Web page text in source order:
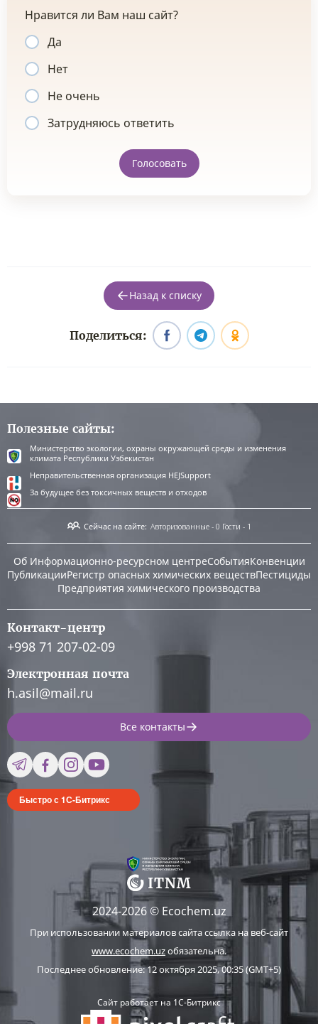
Нравится ли Вам наш сайт?
Да
Нет
Не очень
Затрудняюсь ответить
Голосовать
Назад к списку
Поделиться:
Полезные сайты:
Министерство экологии, охраны окружающей среды и изменения
климата Республики Узбекистан
Неправительственная организация HEJSupport
За будущее без токсичных веществ и отходов
Сейчас на сайте: Авторизованные - 0 Гости - 1
Об Информационно-ресурсном центреСобытияКонвенции
ПубликацииРегистр опасных химических веществПестициды
Предприятия химического производства
Контакт-центр
+998 71 207-02-09
Электронная почта
h.asil@mail.ru
Все контакты
Быстро с 1С-Битрикс
2024-2026 © Ecochem.uz
При использовании материалов сайта ссылка на веб-сайт
www.ecochem.uzобязательна.
Последнее обновление: 12 октября 2025, 00:35 (GMT+5)
Сайт работает на 1C-Битрикс